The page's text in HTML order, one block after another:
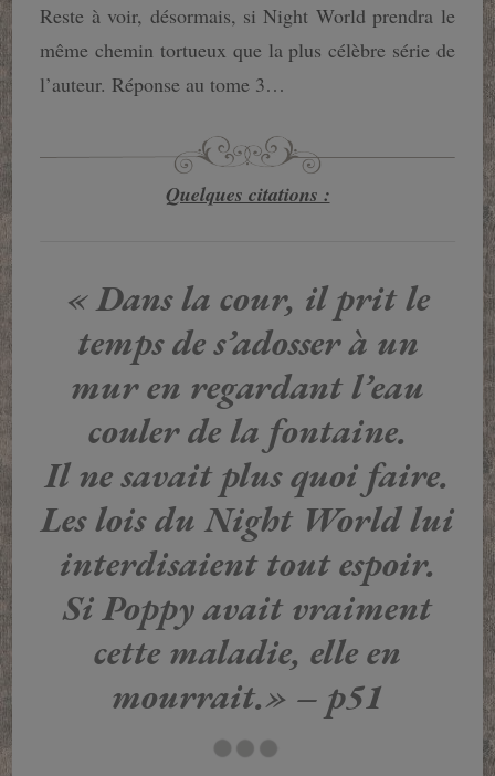
Reste à voir, désormais, si Night World prendra le
même chemin tortueux que la plus célèbre série de
l’auteur. Réponse au tome 3…
Quelques citations :
« Dans la cour, il prit le
temps de s’adosser à un
mur en regardant l’eau
couler de la fontaine.
Il ne savait plus quoi faire.
Les lois du Night World lui
interdisaient tout espoir.
Si Poppy avait vraiment
cette maladie, elle en
mourrait.» – p51